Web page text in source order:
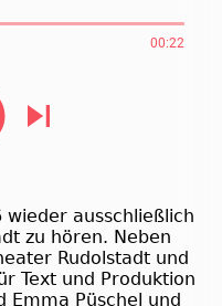
00:22
wieder ausschließlich
zu hören. Neben
Rudolstadt und
Text und Produktion
Emma Püschel und